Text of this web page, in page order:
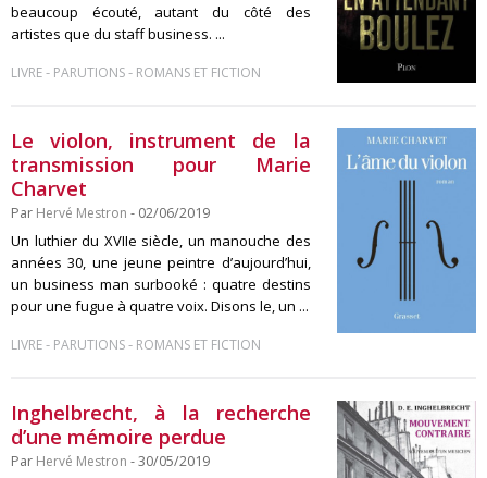
beaucoup écouté, autant du côté des
artistes que du staff business. ...
LIVRE- PARUTIONS- ROMANS ET FICTION
Le violon, instrument de la
transmission pour Marie
Charvet
Par Hervé Mestron - 02/06/2019
Un luthier du XVIIe siècle, un manouche des
années 30, une jeune peintre d’aujourd’hui,
un business man surbooké : quatre destins
pour une fugue à quatre voix. Disons le, un ...
LIVRE- PARUTIONS- ROMANS ET FICTION
Inghelbrecht, à la recherche
d’une mémoire perdue
Par Hervé Mestron - 30/05/2019